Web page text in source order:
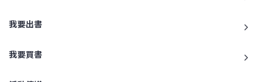
我要出書
我要買書